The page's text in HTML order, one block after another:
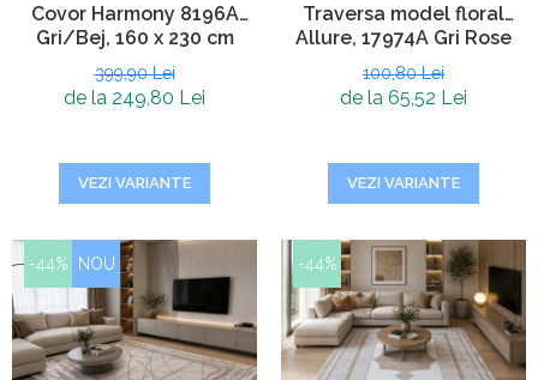
Covor Harmony 8196A
Gri/Bej, 160 x 230 cm
399,90 Lei
de la 249,80 Lei
VEZI VARIANTE
Traversa model floral
Allure, 17974A Gri Rose
100,80 Lei
de la 65,52 Lei
VEZI VARIANTE
-44% NOU -44%